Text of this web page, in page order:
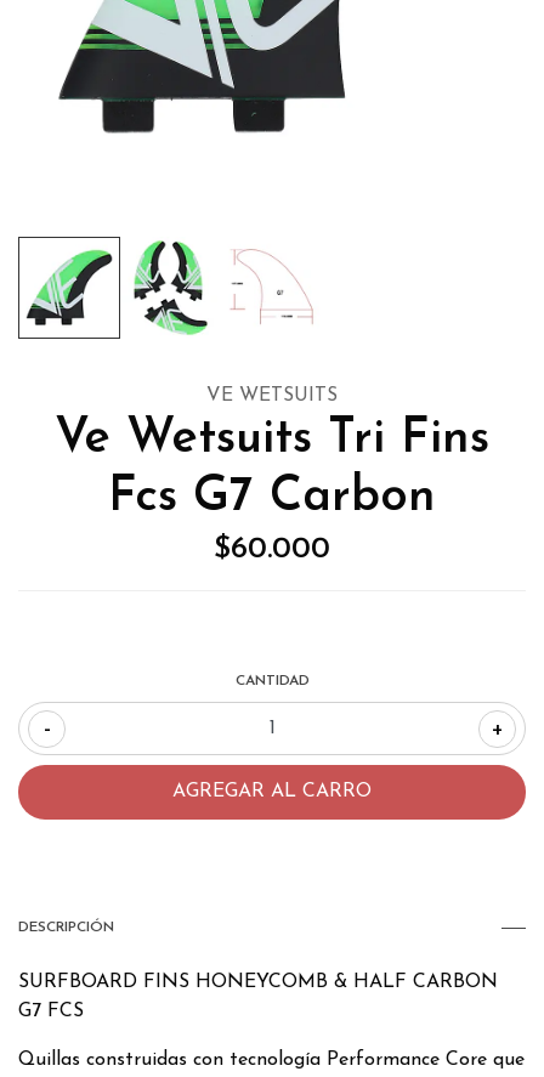
VE WETSUITS
Ve Wetsuits Tri Fins
Fcs G7 Carbon
$60.000
CANTIDAD
- +
DESCRIPCIÓN
SURFBOARD FINS HONEYCOMB & HALF CARBON
G7 FCS
Quillas construidas con tecnología Performance Core que